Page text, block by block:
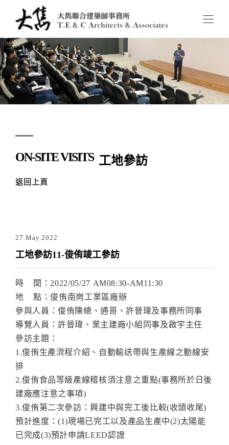
ON-SITE VISITS 工地參訪
返回上頁
27.May.2022
工地參訪11-俊侑竣工參訪
時 間 ：2022/05/27 AM08:30-AM11:30
地 點：俊侑南崗工業區廠辦
參與人員：俊侑陳總、通哥、許晉瑋及事務所同事
導覽人員：許晉瑋、業主建廠小組同事及啟宇主任
參訪主題：
1.俊侑生產流程介紹、自動輸送帶與生產線之動線安
排
2.俊侑食品等級產線稽核須注意之重點(事務所於日後
建廠應注意之事項)
3.俊侑第二次參訪：興建中與完工後比較(收頭收尾)
預計進度：(1)現場已完工以及產品生產中(2)太陽能
已完成(3)預計申請LEED認證